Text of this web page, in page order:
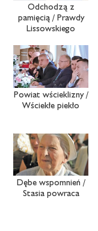
Odchodzą z
pamięcią / Prawdy
Lissowskiego
Powiat wścieklizny /
Wściekłe piekło
Dębe wspomnień /
Stasia powraca